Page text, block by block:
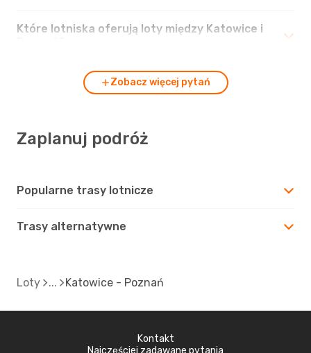
Które lotniska oferują loty między Katowice i
Zobacz więcej pytań
Zaplanuj podróż
Popularne trasy lotnicze
Trasy alternatywne
Loty Katowice - Poznań
Kontakt
Najczęściej zadawane pytania